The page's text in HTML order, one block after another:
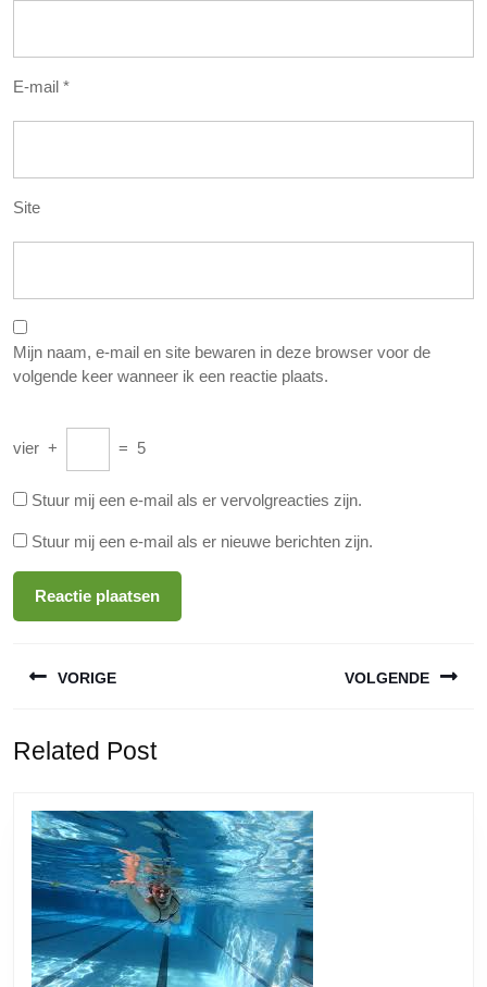
E-mail *
Site
Mijn naam, e-mail en site bewaren in deze browser voor de
volgende keer wanneer ik een reactie plaats.
vier + = 5
Stuur mij een e-mail als er vervolgreacties zijn.
Stuur mij een e-mail als er nieuwe berichten zijn.
VORIGE
bericht:
VOLGENDE
Related Post